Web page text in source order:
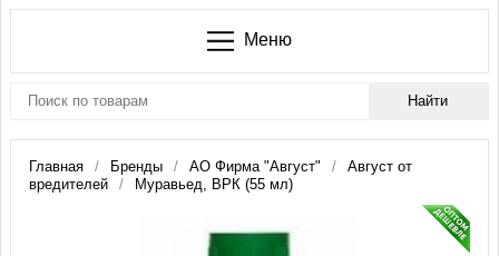
Меню
Главная Бренды АО Фирма "Август"
Август от
вредителей
Муравьед, ВРК (55 мл)